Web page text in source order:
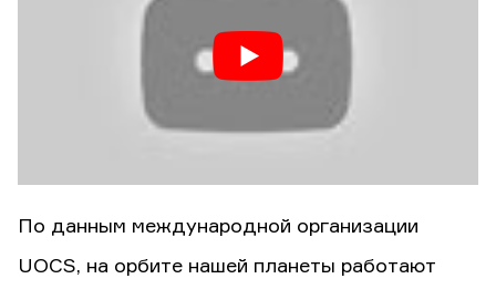
По данным международной организации
UOCS, на орбите нашей планеты работают